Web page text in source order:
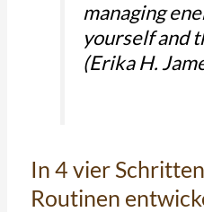
managing
yourself and
(Erika H.
In 4 vier
Routinen